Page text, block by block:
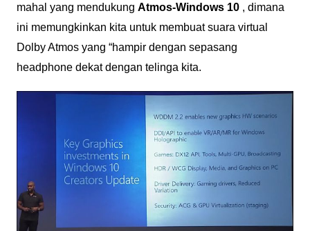
mahal yang mendukung Atmos-Windows 10, dimana
ini memungkinkan kita untuk membuat suara virtual
Dolby Atmos yang “hampir dengan sepasang
headphone dekat dengan telinga kita.